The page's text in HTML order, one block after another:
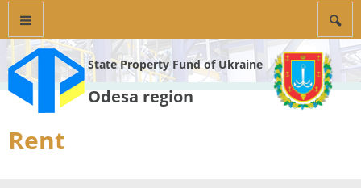
State Property Fund of Ukraine
Odesa region
Rent